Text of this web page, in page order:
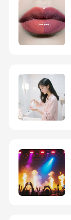
Producten
Ongeveer ons
Fabrieksreis
Contacteer ons